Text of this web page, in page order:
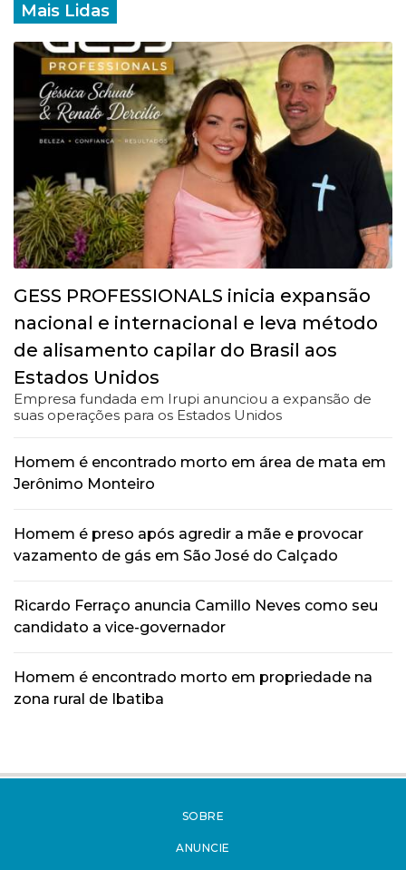
Mais Lidas
GESS PROFESSIONALS inicia expansão
nacional e internacional e leva método
de alisamento capilar do Brasil aos
Estados Unidos
Empresa fundada em Irupi anunciou a expansão de
suas operações para os Estados Unidos
Homem é encontrado morto em área de mata em
Jerônimo Monteiro
Homem é preso após agredir a mãe e provocar
vazamento de gás em São José do Calçado
Ricardo Ferraço anuncia Camillo Neves como seu
candidato a vice-governador
Homem é encontrado morto em propriedade na
zona rural de Ibatiba
SOBRE
ANUNCIE